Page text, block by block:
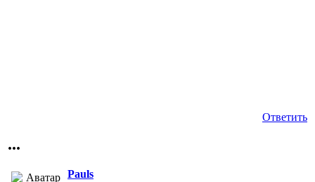
Ответить
...
Pauls